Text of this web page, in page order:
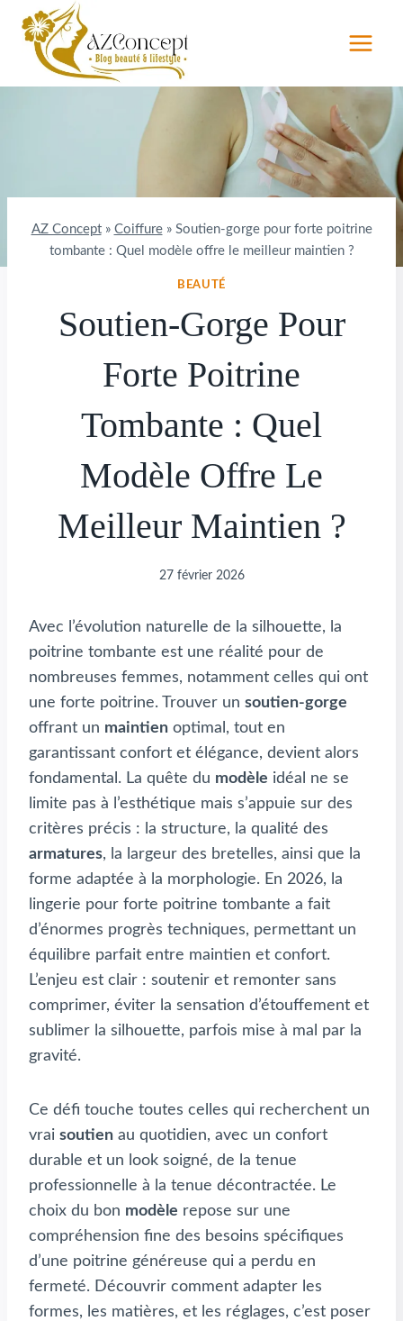
Aller
contenu
AZ Concept» Coiffure» Soutien-gorge pour forte poitrine
tombante : Quel modèle offre le meilleur maintien ?
BEAUTÉ
Soutien-Gorge Pour
Forte Poitrine
Tombante : Quel
Modèle Offre Le
Meilleur Maintien ?
27 février 2026
Avec l’évolution naturelle de la silhouette, la
poitrine tombante est une réalité pour de
nombreuses femmes, notamment celles qui ont
une forte poitrine. Trouver un soutien-gorge
offrant un maintien optimal, tout en
garantissant confort et élégance, devient alors
fondamental. La quête du modèle idéal ne se
limite pas à l’esthétique mais s’appuie sur des
critères précis : la structure, la qualité des
armatures, la largeur des bretelles, ainsi que la
forme adaptée à la morphologie. En 2026, la
lingerie pour forte poitrine tombante a fait
d’énormes progrès techniques, permettant un
équilibre parfait entre maintien et confort.
L’enjeu est clair : soutenir et remonter sans
comprimer, éviter la sensation d’étouffement et
sublimer la silhouette, parfois mise à mal par la
gravité.
Ce défi touche toutes celles qui recherchent un
vrai soutien au quotidien, avec un confort
durable et un look soigné, de la tenue
professionnelle à la tenue décontractée. Le
choix du bon modèle repose sur une
compréhension fine des besoins spécifiques
d’une poitrine généreuse qui a perdu en
fermeté. Découvrir comment adapter les
formes, les matières, et les réglages, c’est poser